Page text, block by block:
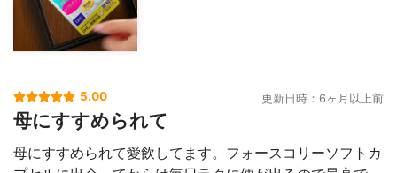
5.00 更新日時：6ヶ月以上前
母にすすめられて
母にすすめられて愛飲してます。フォースコリーソフトカ